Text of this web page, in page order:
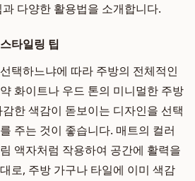
다양한 활용법을 소개합니다.
타일링 팁
택하느냐에 따라 주방의 전체적인
화이트나 우드 톤의 미니멀한 주방
한 색감이 돋보이는 디자인을 선택
주는 것이 좋습니다. 매트의 컬러
액자처럼 작용하여 공간에 활력을
로, 주방 가구나 타일에 이미 색감